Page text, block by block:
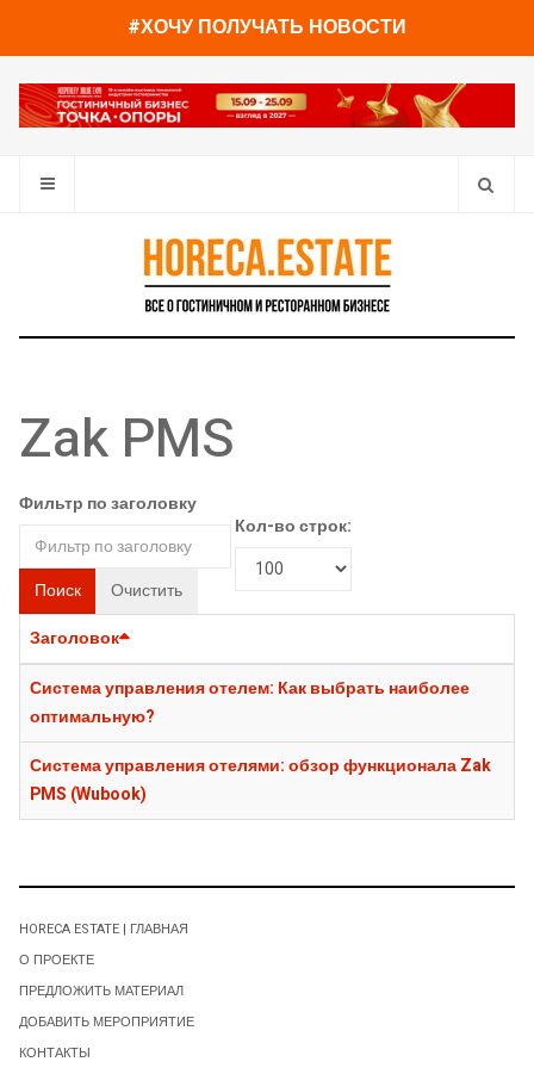
#ХОЧУ ПОЛУЧАТЬ НОВОСТИ
Zak PMS
Фильтр по заголовку
Поиск Очистить
Кол-во строк:
Заголовок
Система управления отелем: Как выбрать наиболее
оптимальную?
Система управления отелями: обзор функционала Zak
PMS (Wubook)
HORECA ESTATE | ГЛАВНАЯ
О ПРОЕКТЕ
ПРЕДЛОЖИТЬ МАТЕРИАЛ
ДОБАВИТЬ МЕРОПРИЯТИЕ
КОНТАКТЫ